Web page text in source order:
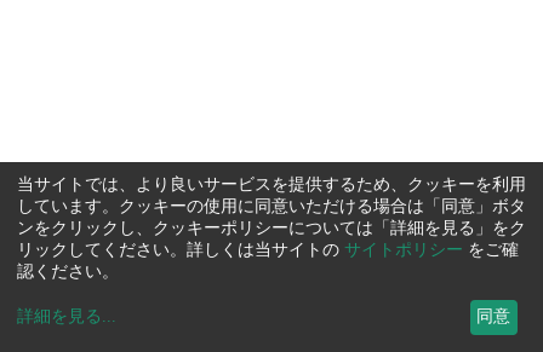
当サイトでは、より良いサービスを提供するため、クッキーを利用
しています。クッキーの使用に同意いただける場合は「同意」ボタ
ンをクリックし、クッキーポリシーについては「詳細を見る」をク
リックしてください。詳しくは当サイトの サイトポリシー をご確
認ください。
詳細を見る ... 同意